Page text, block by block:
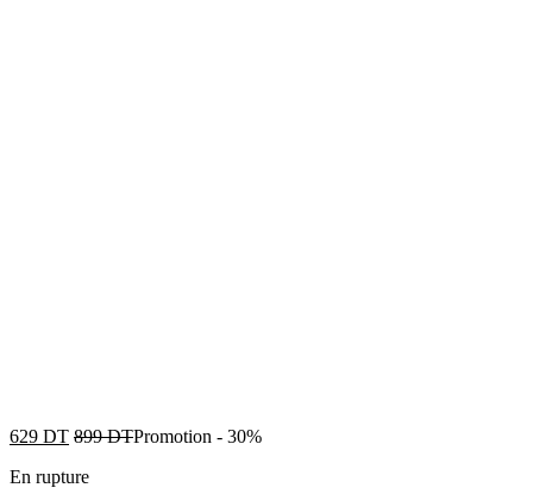
629 DT 899DTPromotion - 30%
En rupture